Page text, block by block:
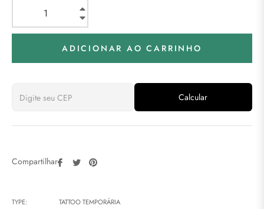
ADICIONAR AO CARRINHO
Calcular
Compartilhar:
Compartilhar
Tweetar
Pin
TYPE: TATTOO TEMPORÁRIA